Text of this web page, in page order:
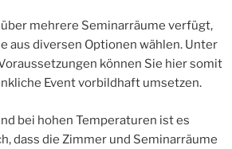
mehrere Seminarräume verfügt,
aus diversen Optionen wählen. Unter
können Sie hier somit
Event vorbildhaft umsetzen.
bei hohen Temperaturen ist es
dass die Zimmer und Seminarräume